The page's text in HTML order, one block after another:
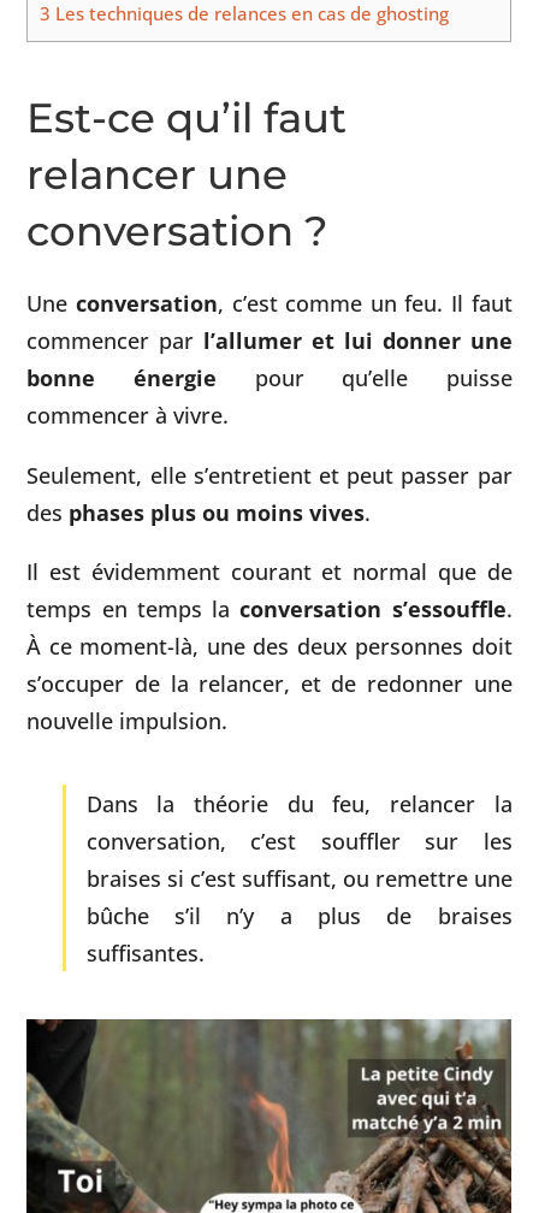
3 Les techniques de relances en cas de ghosting
Est-ce qu’il faut
relancer une
conversation ?
Uneconversation, c’est comme un feu. Il faut
commencer par l’allumer et lui donner une
bonne énergie pour qu’elle puisse
commencer à vivre.
Seulement, elle s’entretient et peut passer par
des phases plus ou moins vives.
Il est évidemment courant et normal que de
temps en temps laconversation s’essouffle.
À ce moment-là, une des deux personnes doit
s’occuper de la relancer, et de redonner une
nouvelle impulsion.
Dans la théorie du feu, relancer la
conversation, c’est souffler sur les
braises si c’est suffisant, ou remettre une
bûche s’il n’y a plus de braises
suffisantes.